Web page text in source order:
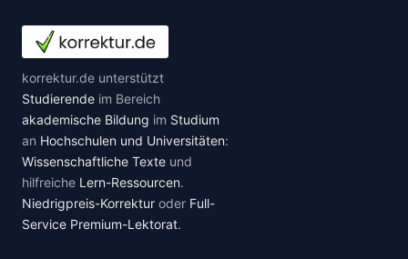
korrektur.de unterstützt
Studierende im Bereich
akademische Bildung im Studium
an Hochschulen und Universitäten:
Wissenschaftliche Texte und
hilfreiche Lern-Ressourcen.
Niedrigpreis-Korrektur oder Full-
Service Premium-Lektorat.